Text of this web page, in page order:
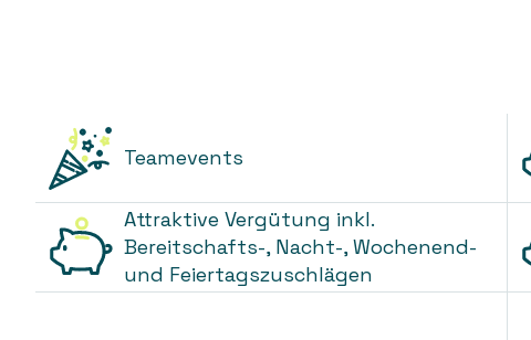
Teamevents
Attraktive Vergütung inkl.
Bereitschafts-, Nacht-, Wochenend-
und Feiertagszuschlägen